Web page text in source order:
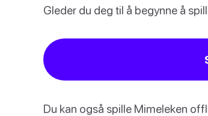
Gleder du deg til å begynne å
Du kan også spille Mimeleken